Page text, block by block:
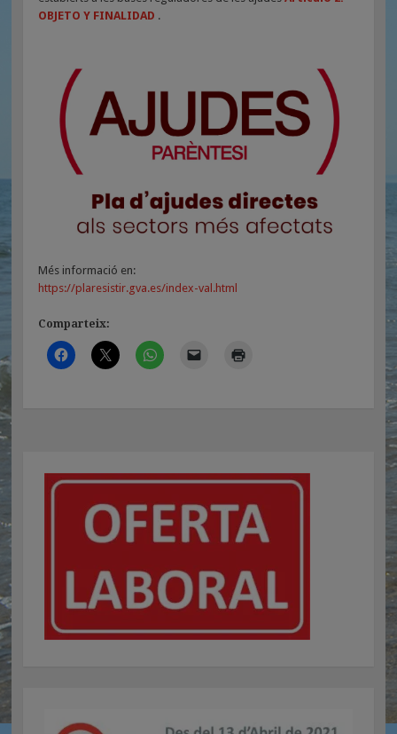
OBJETO Y FINALIDAD .
Més informació en:
https://plaresistir.gva.es/index-val.html
Comparteix: